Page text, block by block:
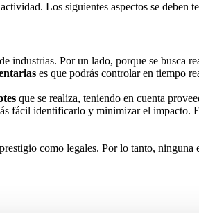
Los siguientes aspectos se
industrias. Por un lado, porque se busca
es que podrás controlar en tiempo
que se realiza, teniendo en cuenta
fácil identificarlo y minimizar el impacto.
como legales. Por lo tanto,